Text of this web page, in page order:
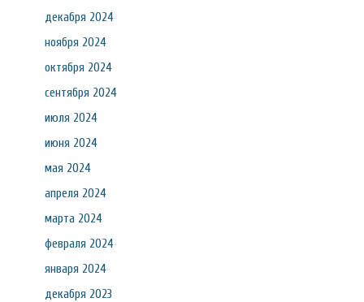
декабря 2024
ноября 2024
октября 2024
сентября 2024
июля 2024
июня 2024
мая 2024
апреля 2024
марта 2024
февраля 2024
января 2024
декабря 2023